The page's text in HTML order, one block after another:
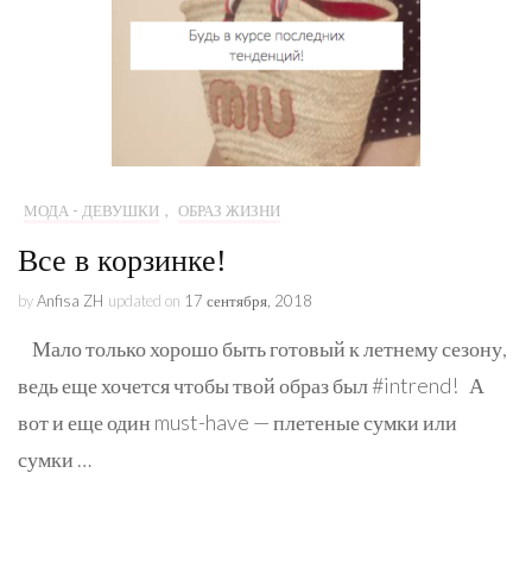
МОДА - ДЕВУШКИ , ОБРАЗ ЖИЗНИ
Все в корзинке!
byAnfisa ZH updated on 17 сентября, 2018
Мало только хорошо быть готовый к летнему сезону,
ведь еще хочется чтобы твой образ был #intrend! А
вот и еще один must-have — плетеные сумки или
сумки …